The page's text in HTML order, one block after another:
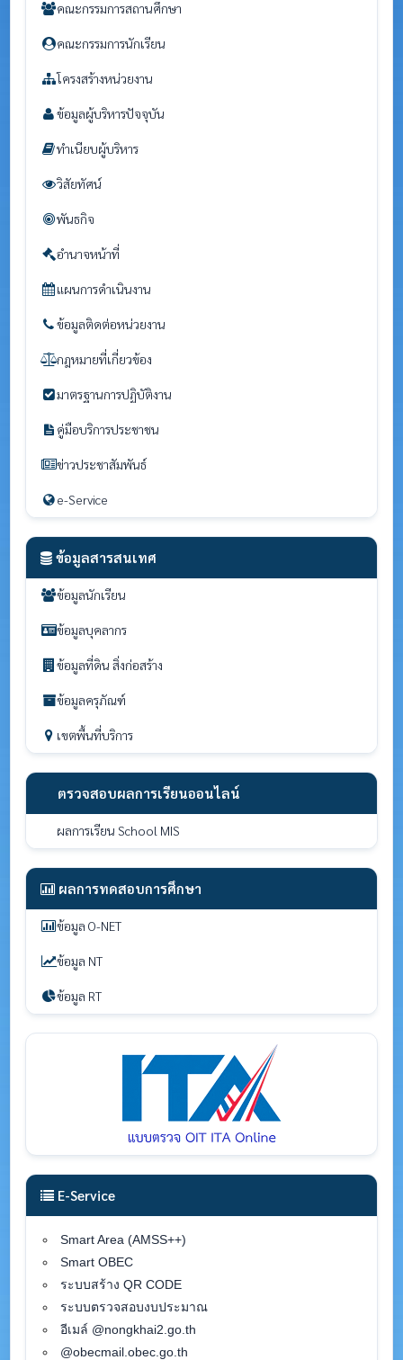
คณะกรรมการสถานศึกษา
คณะกรรมการนักเรียน
โครงสร้างหน่วยงาน
ข้อมูลผู้บริหารปัจจุบัน
ทำเนียบผู้บริหาร
วิสัยทัศน์
พันธกิจ
อำนาจหน้าที่
แผนการดำเนินงาน
ข้อมูลติดต่อหน่วยงาน
กฎหมายที่เกี่ยวข้อง
มาตรฐานการปฏิบัติงาน
คู่มือบริการประชาชน
ข่าวประชาสัมพันธ์
e-Service
ข้อมูลสารสนเทศ
ข้อมูลนักเรียน
ข้อมูลบุคลากร
ข้อมูลที่ดิน สิ่งก่อสร้าง
ข้อมูลครุภัณฑ์
เขตพื้นที่บริการ
ตรวจสอบผลการเรียนออนไลน์
ผลการเรียน School MIS
ผลการทดสอบการศึกษา
ข้อมูล O-NET
ข้อมูล NT
ข้อมูล RT
E-Service
Smart Area (AMSS++)
Smart OBEC
ระบบสร้าง QR CODE
ระบบตรวจสอบงบประมาณ
อีเมล์ @nongkhai2.go.th
@obecmail.obec.go.th